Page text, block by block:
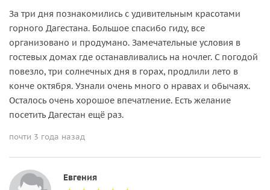
За три дня познакомились с удивительным красотами
горного Дагестана. Большое спасибо гиду, все
организовано и продумано. Замечательные условия в
гостевых домах где останавливались на ночлег. С погодой
повезло, три солнечных дня в горах, продлили лето в
конче октября. Узнали очень много о нравах и обычаях.
Осталось очень хорошое впечатление. Есть желание
посетить Дагестан ещё раз.
почти 3 года назад
Евгения